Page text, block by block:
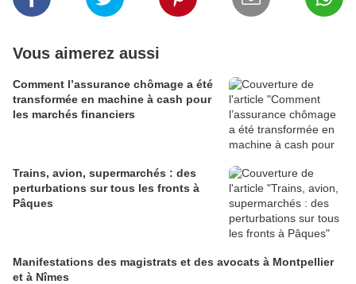
Vous aimerez aussi
Comment l’assurance chômage a été
transformée en machine à cash pour
les marchés financiers
Trains, avion, supermarchés : des
perturbations sur tous les fronts à
Pâques
Manifestations des magistrats et des avocats à Montpellier
et à Nîmes